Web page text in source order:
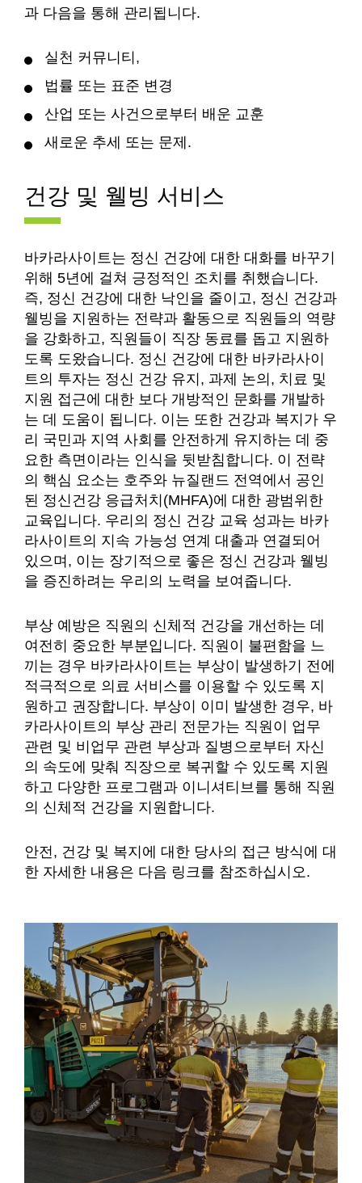
과 다음을 통해 관리됩니다.
실천 커뮤니티,
법률 또는 표준 변경
산업 또는 사건으로부터 배운 교훈
새로운 추세 또는 문제.
건강 및 웰빙 서비스
바카라사이트는 정신 건강에 대한 대화를 바꾸기
위해 5년에 걸쳐 긍정적인 조치를 취했습니다.
즉, 정신 건강에 대한 낙인을 줄이고, 정신 건강과
웰빙을 지원하는 전략과 활동으로 직원들의 역량
을 강화하고, 직원들이 직장 동료를 돕고 지원하
도록 도왔습니다. 정신 건강에 대한 바카라사이
트의 투자는 정신 건강 유지, 과제 논의, 치료 및
지원 접근에 대한 보다 개방적인 문화를 개발하
는 데 도움이 됩니다. 이는 또한 건강과 복지가 우
리 국민과 지역 사회를 안전하게 유지하는 데 중
요한 측면이라는 인식을 뒷받침합니다. 이 전략
의 핵심 요소는 호주와 뉴질랜드 전역에서 공인
된 정신건강 응급처치(MHFA)에 대한 광범위한
교육입니다. 우리의 정신 건강 교육 성과는 바카
라사이트의 지속 가능성 연계 대출과 연결되어
있으며, 이는 장기적으로 좋은 정신 건강과 웰빙
을 증진하려는 우리의 노력을 보여줍니다.
부상 예방은 직원의 신체적 건강을 개선하는 데
여전히 중요한 부분입니다. 직원이 불편함을 느
끼는 경우 바카라사이트는 부상이 발생하기 전에
적극적으로 의료 서비스를 이용할 수 있도록 지
원하고 권장합니다. 부상이 이미 발생한 경우, 바
카라사이트의 부상 관리 전문가는 직원이 업무
관련 및 비업무 관련 부상과 질병으로부터 자신
의 속도에 맞춰 직장으로 복귀할 수 있도록 지원
하고 다양한 프로그램과 이니셔티브를 통해 직원
의 신체적 건강을 지원합니다.
안전, 건강 및 복지에 대한 당사의 접근 방식에 대
한 자세한 내용은 다음 링크를 참조하십시오.